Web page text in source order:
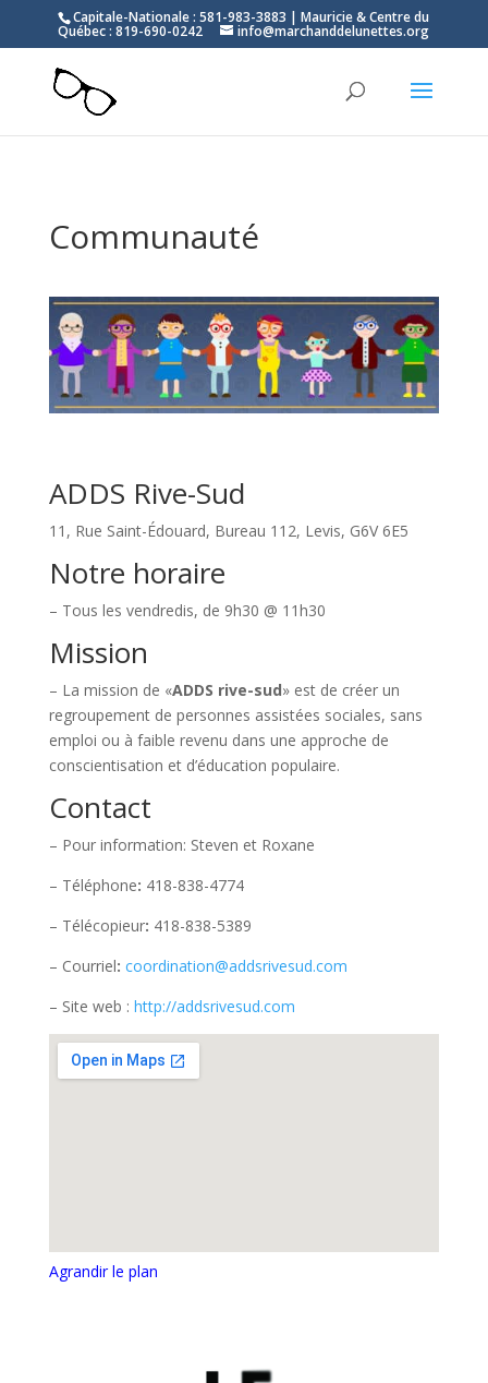
Capitale-Nationale : 581-983-3883 | Mauricie & Centre du
Québec : 819-690-0242 info@marchanddelunettes.org
Communauté
ADDS Rive-Sud
11, Rue Saint-Édouard, Bureau 112, Levis, G6V 6E5
Notre horaire
– Tous les vendredis, de 9h30 @ 11h30
Mission
– La mission de «ADDS rive-sud» est de créer un
regroupement de personnes assistées sociales, sans
emploi ou à faible revenu dans une approche de
conscientisation et d’éducation populaire.
Contact
– Pour information: Steven et Roxane
– Téléphone: 418-838-4774
– Télécopieur: 418-838-5389
– Courriel: coordination@addsrivesud.com
– Site web : http://addsrivesud.com
Agrandir le plan